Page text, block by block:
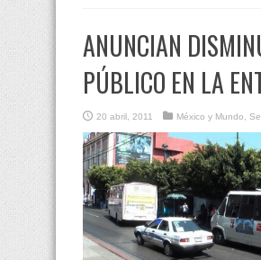
ANUNCIAN
PÚBLICO EN LA
20 abril, 2011 México y Mundo